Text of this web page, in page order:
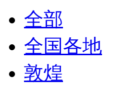
全部
全国各地
敦煌